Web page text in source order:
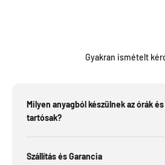
Gyakran ismételt
Milyen anyagból készülnek az órák
tartósak?
Szállítás és Garancia